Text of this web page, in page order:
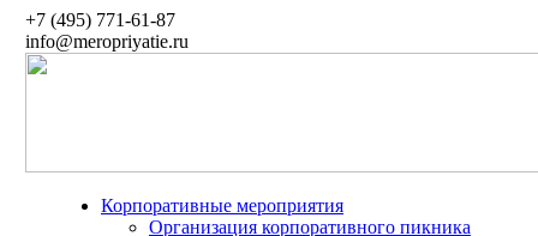
+7 (495) 771-61-87
info@meropriyatie.ru
Корпоративные мероприятия
Организация корпоративного пикника